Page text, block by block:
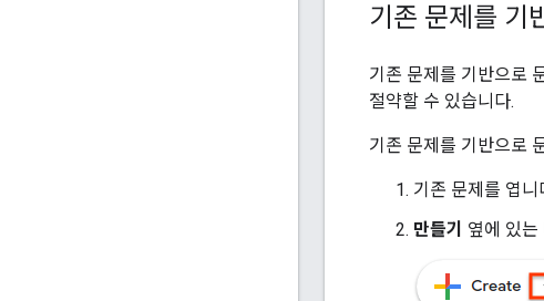
기존 문제를 기
기존 문제를 기반으로
절약할 수 있습니다.
기존 문제를 기반으로
기존 문제를 엽니
만들기
옆에 있는